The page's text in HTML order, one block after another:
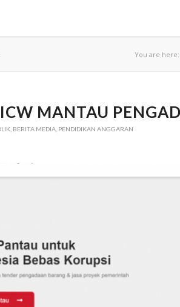
You are here:
MANTAU
, BERITA MEDIA, PENDIDIKAN ANGGARAN